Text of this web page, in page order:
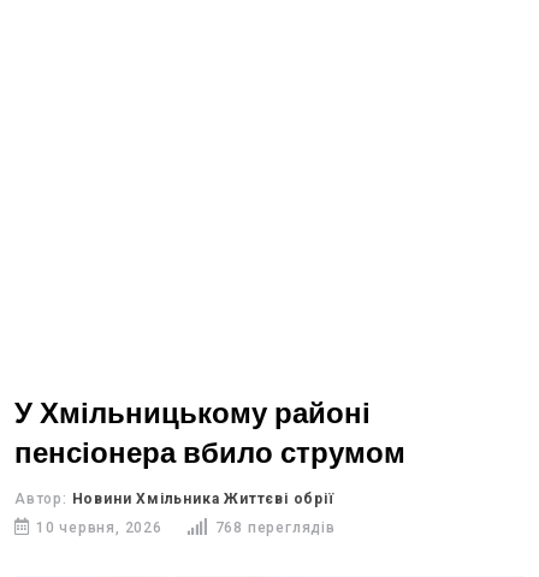
У Хмільницькому районі
пенсіонера вбило струмом
Автор: Новини Хмільника Життєві обрії
10 червня, 2026
768 переглядів